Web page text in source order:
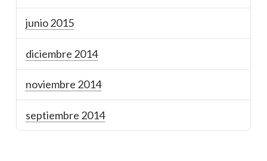
junio 2015
diciembre 2014
noviembre 2014
septiembre 2014